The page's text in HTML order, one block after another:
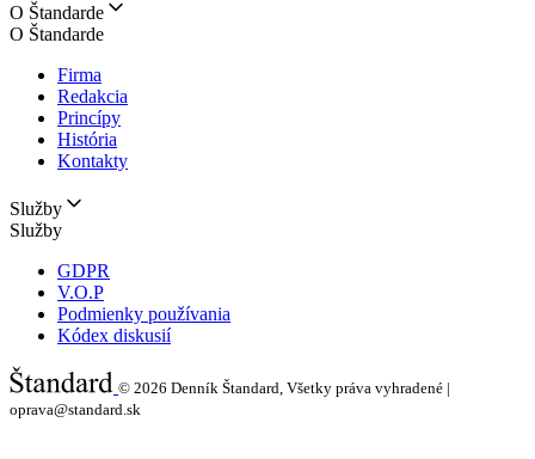
O Štandarde
O Štandarde
Firma
Redakcia
Princípy
História
Kontakty
Služby
Služby
GDPR
V.O.P
Podmienky používania
Kódex diskusií
© 2026 Denník Štandard, Všetky práva vyhradené |
oprava@standard.sk